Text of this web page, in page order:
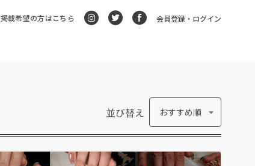
掲載希望の方はこちら 会員登録・ログイン
並び替え おすすめ順